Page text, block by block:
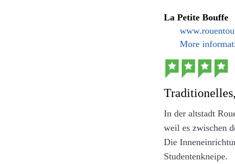
Chanakhi vom
SA.)
Wer sich dann
satt gegessen hat
La Petite Bouffe
More
In der altstadt
weil es zwischen
Die
Studentenkneipe.